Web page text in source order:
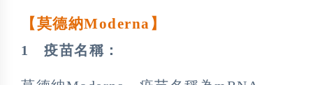
【莫德納Moderna 】
1 疫苗名稱：